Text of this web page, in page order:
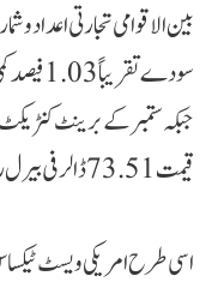
بین الاقوامی تجارتی
جبکہ ستمبر کے برینٹ
قیمت 73.51 ڈالر فی بیرل رہی۔